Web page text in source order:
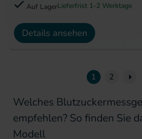
Auf LagerLieferfrist 1-2 Werktage
Details ansehen
1 2
Welches
empfehlen? So finden Sie
Modell